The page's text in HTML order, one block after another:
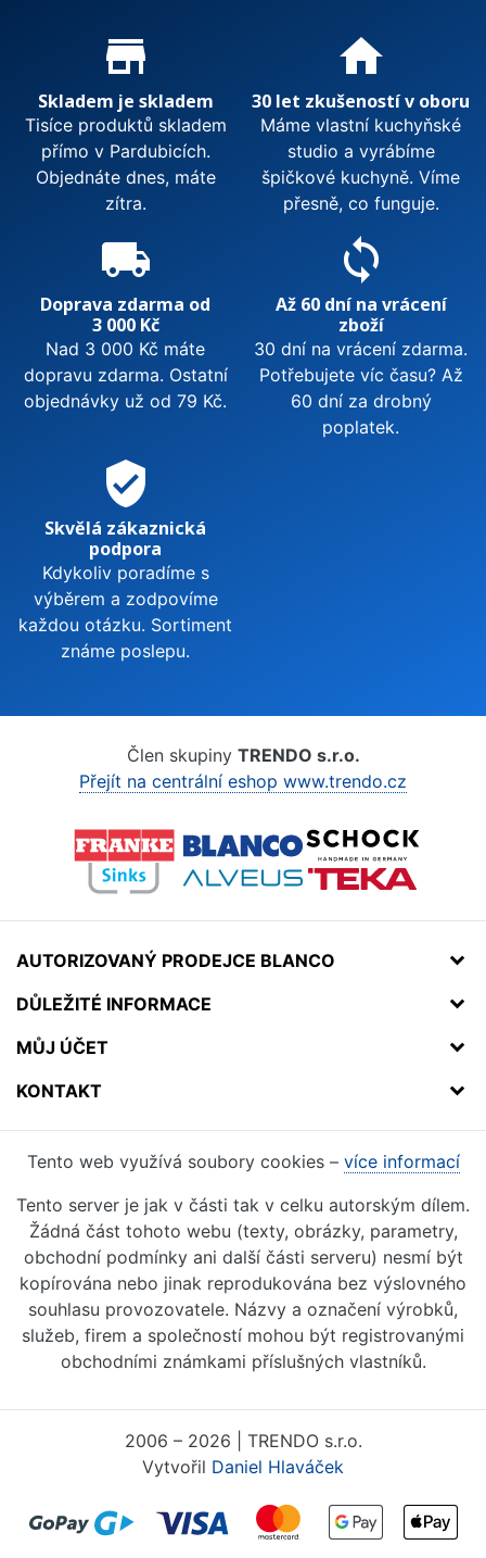
Proč nakupovat u nás?
store_mall_directory
Skladem je skladem
Tisíce produktů skladem
přímo v Pardubicích.
Objednáte dnes, máte
zítra.
home
30 let zkušeností v oboru
Máme vlastní kuchyňské
studio a vyrábíme
špičkové kuchyně. Víme
přesně, co funguje.
local_shipping
Doprava zdarma od
3 000 Kč
Nad 3 000 Kč máte
dopravu zdarma. Ostatní
objednávky už od 79 Kč.
sync
Až 60 dní na vrácení
zboží
30 dní na vrácení zdarma.
Potřebujete víc času? Až
60 dní za drobný
poplatek.
verified_user
Skvělá zákaznická
podpora
Kdykoliv poradíme s
výběrem a zodpovíme
každou otázku. Sortiment
známe poslepu.
Člen skupiny TRENDO s.r.o.
Přejít na centrální eshop www.trendo.cz
AUTORIZOVANÝ PRODEJCE BLANCO
DŮLEŽITÉ INFORMACE
MŮJ ÚČET
KONTAKT
Tento web využívá soubory cookies – více informací
Tento server je jak v části tak v celku autorským dílem.
Žádná část tohoto webu (texty, obrázky, parametry,
obchodní podmínky ani další části serveru) nesmí být
kopírována nebo jinak reprodukována bez výslovného
souhlasu provozovatele. Názvy a označení výrobků,
služeb, firem a společností mohou být registrovanými
obchodními známkami příslušných vlastníků.
2006 – 2026 | TRENDO s.r.o.
Vytvořil Daniel Hlaváček